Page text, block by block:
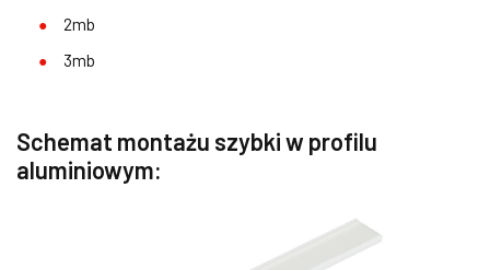
2mb
3mb
Schemat montażu szybki w profilu
aluminiowym: